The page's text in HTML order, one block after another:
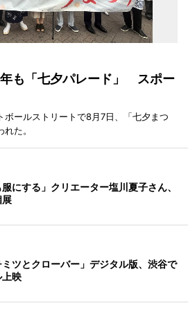
も「七夕パレード」 スポー
ボールストリートで8月7日、「七夕まつ
た。
服にする」クリエーター塩川夏子さん、
展
ツとクローバー」デジタル版、渋谷で
上映